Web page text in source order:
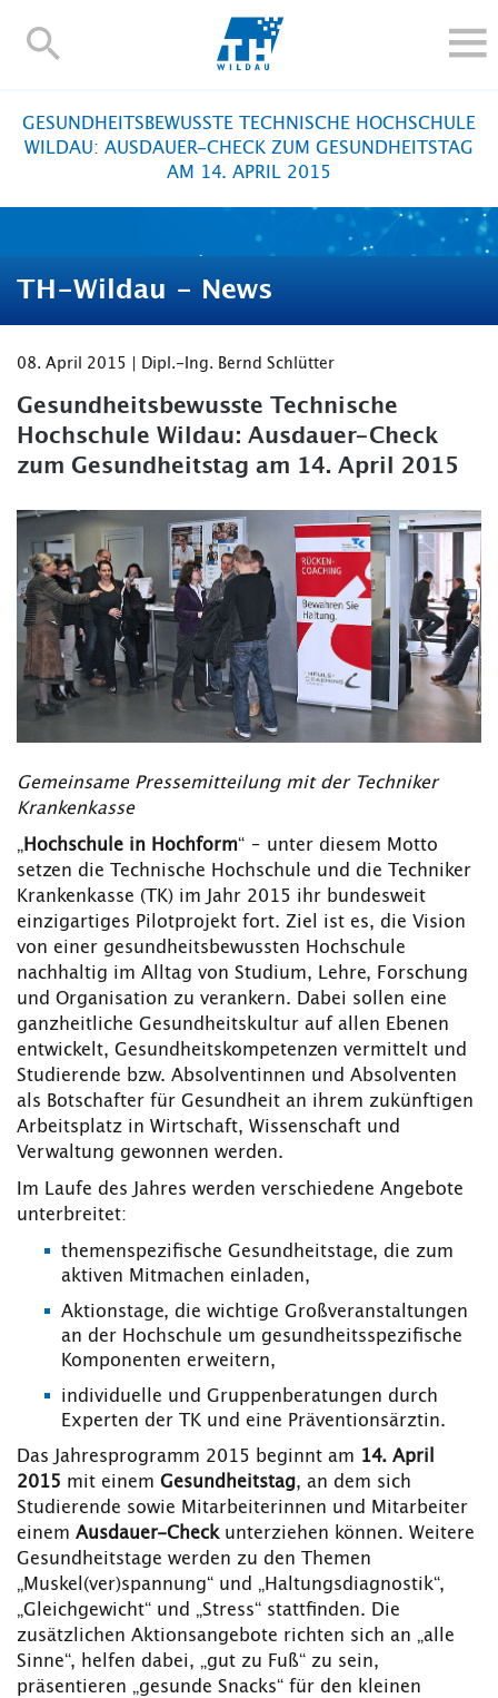
TH-
IM STUDIUM
FORSCHUNG UND TRANSFER
INTERNATIONAL
BESCHÄFTIGTE
Blogs Kontakt und Anfahrt Webmail
TH Online-Portal Personensuche English
​GESUNDHEITSBEWUSSTE TECHNISCHE HOCHSCHULE
WILDAU: AUSDAUER-CHECK ZUM GESUNDHEITSTAG
AM 14. APRIL 2015
TH-Wildau - News
08. April 2015 | Dipl.-Ing. Bernd Schlütter
​Gesundheitsbewusste Technische
Hochschule Wildau: Ausdauer-Check
zum Gesundheitstag am 14. April 2015
Gemeinsame Pressemitteilung mit der Techniker
Krankenkasse
„ Hochschule in Hochform“ – unter diesem Motto
setzen die Technische Hochschule und die Techniker
Krankenkasse (TK) im Jahr 2015 ihr bundesweit
einzigartiges Pilotprojekt fort. Ziel ist es, die Vision
von einer gesundheitsbewussten Hochschule
nachhaltig im Alltag von Studium, Lehre, Forschung
und Organisation zu verankern. Dabei sollen eine
ganzheitliche Gesundheitskultur auf allen Ebenen
entwickelt, Gesundheitskompetenzen vermittelt und
Studierende bzw. Absolventinnen und Absolventen
als Botschafter für Gesundheit an ihrem zukünftigen
Arbeitsplatz in Wirtschaft, Wissenschaft und
Verwaltung gewonnen werden.
Im Laufe des Jahres werden verschiedene Angebote
unterbreitet:
themenspezifische Gesundheitstage, die zum
aktiven Mitmachen einladen,
Aktionstage, die wichtige Großveranstaltungen
an der Hochschule um gesundheitsspezifische
Komponenten erweitern,
individuelle und Gruppenberatungen durch
Experten der TK und eine Präventionsärztin.
Das Jahresprogramm 2015 beginnt am 14. April
2015 mit einem Gesundheitstag, an dem sich
Studierende sowie Mitarbeiterinnen und Mitarbeiter
einem Ausdauer-Check unterziehen können. Weitere
Gesundheitstage werden zu den Themen
„Muskel(ver)spannung“ und „Haltungsdiagnostik“,
„Gleichgewicht“ und „Stress“ stattfinden. Die
zusätzlichen Aktionsangebote richten sich an „alle
Sinne“, helfen dabei, „gut zu Fuß“ zu sein,
präsentieren „gesunde Snacks“ für den kleinen